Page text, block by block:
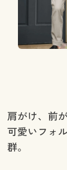
肩がけ、前
可愛いフォ
群。